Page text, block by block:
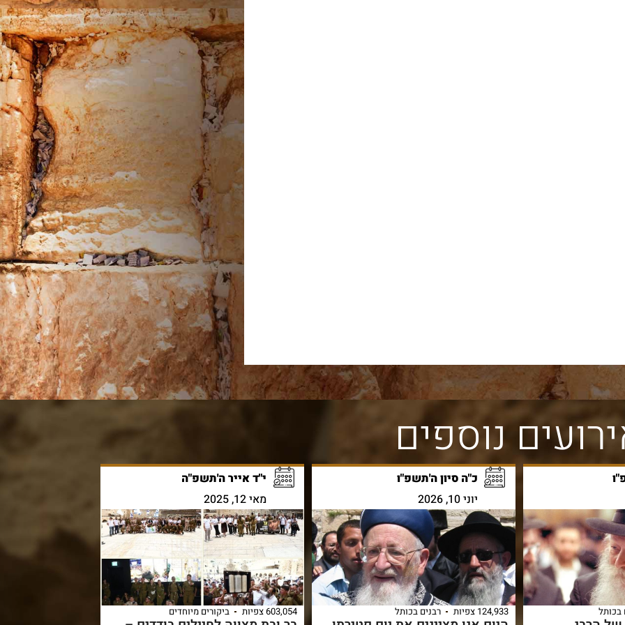
נוספים
בכותל
כ"ה סיון ה'תשפ"ו
יוני 10, 2026
124,933 צפיות רבנים בכותל
י"ד אייר ה'תשפ"ה
מאי 12, 2025
603,054 צפיות ביקורים מיוחדים